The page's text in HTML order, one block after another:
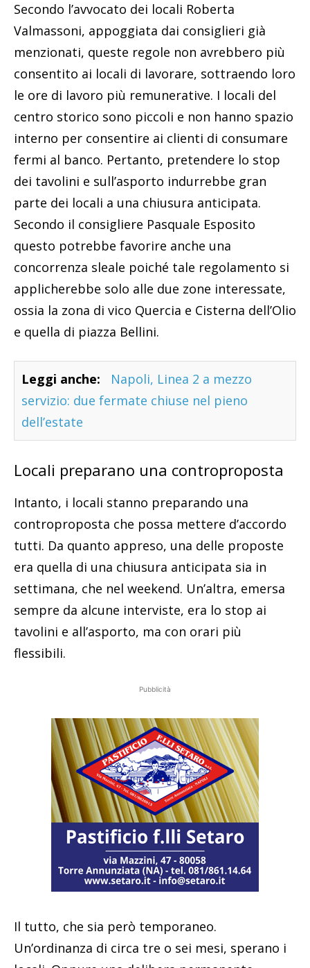
Secondo l’avvocato dei locali Roberta
Valmassoni, appoggiata dai consiglieri già
menzionati, queste regole non avrebbero più
consentito ai locali di lavorare, sottraendo loro
le ore di lavoro più remunerative. I locali del
centro storico sono piccoli e non hanno spazio
interno per consentire ai clienti di consumare
fermi al banco. Pertanto, pretendere lo stop
dei tavolini e sull’asporto indurrebbe gran
parte dei locali a una chiusura anticipata.
Secondo il consigliere Pasquale Esposito
questo potrebbe favorire anche una
concorrenza sleale poiché tale regolamento si
applicherebbe solo alle due zone interessate,
ossia la zona di vico Quercia e Cisterna dell’Olio
e quella di piazza Bellini.
Leggi anche:
Napoli, Linea 2 a mezzo
servizio: due fermate chiuse nel pieno
dell’estate
Locali preparano una controproposta
Intanto, i locali stanno preparando una
controproposta che possa mettere d’accordo
tutti. Da quanto appreso, una delle proposte
era quella di una chiusura anticipata sia in
settimana, che nel weekend. Un’altra, emersa
sempre da alcune interviste, era lo stop ai
tavolini e all’asporto, ma con orari più
flessibili.
Pubblicità
Il tutto, che sia però temporaneo.
Un’ordinanza di circa tre o sei mesi, sperano i